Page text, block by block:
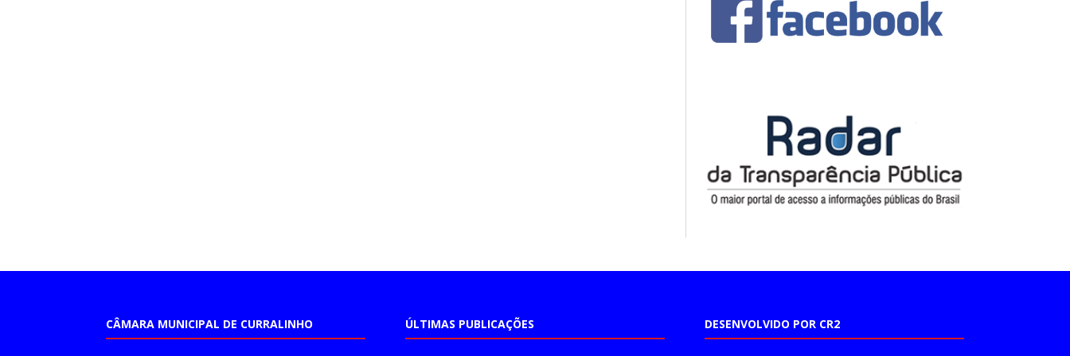
CÂMARA MUNICIPAL DE CURRALINHO ÚLTIMAS PUBLICAÇÕES DESENVOLVIDO POR CR2